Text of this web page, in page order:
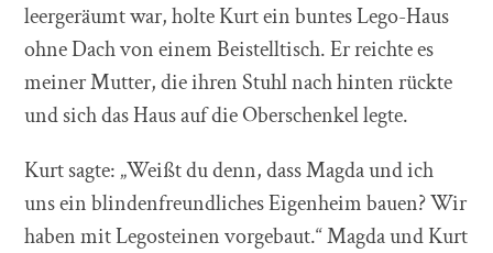
leergeräumt war, holte Kurt ein buntes Lego-Haus
ohne Dach von einem Beistelltisch. Er reichte es
meiner Mutter, die ihren Stuhl nach hinten rückte
und sich das Haus auf die Oberschenkel legte.
Kurt sagte: „Weißt du denn, dass Magda und ich
uns ein blindenfreundliches Eigenheim bauen? Wir
haben mit Legosteinen vorgebaut.“ Magda und Kurt